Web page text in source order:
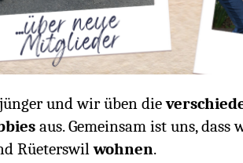
und wir üben die
aus. Gemeinsam ist uns, dass
Rüeterswil wohnen.